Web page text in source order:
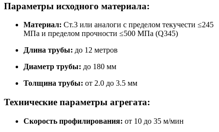
Параметры исходного материала:
Материал: Ст.3 или аналоги с пределом текучести ≤245
МПа и пределом прочности ≤500 МПа (Q345)
Длина трубы: до 12 метров
Диаметр трубы: до 180 мм
Толщина трубы: от 2.0 до 3.5 мм
Технические параметры агрегата:
Скорость профилирования: от 10 до 35 м/мин